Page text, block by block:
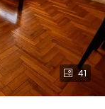
41